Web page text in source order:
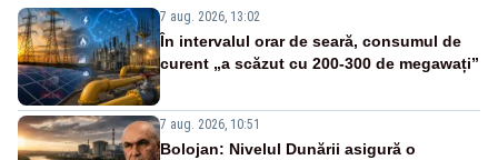
7 aug. 2026, 13:02
În intervalul orar de seară, consumul de
curent „a scăzut cu 200-300 de megawați”
7 aug. 2026, 10:51
Bolojan: Nivelul Dunării asigură o